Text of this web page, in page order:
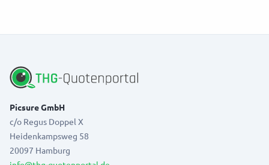
Picsure GmbH
c/o Regus Doppel X
Heidenkampsweg 58
20097 Hamburg